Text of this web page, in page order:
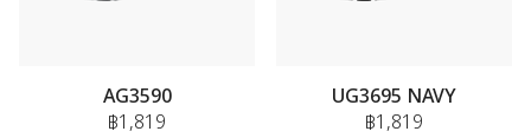
AG3590
฿1,819
UG3695 NAVY
฿1,819